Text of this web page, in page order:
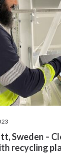
Sweden –
recycling